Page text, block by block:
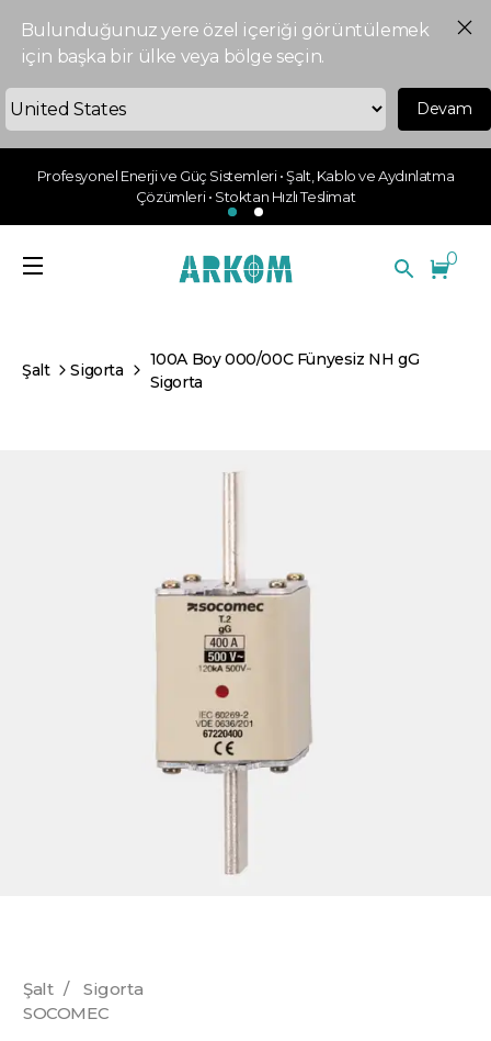
Bulunduğunuz yere özel içeriği görüntülemek
için başka bir ülke veya bölge seçin.
Devam
Profesyonel Enerji ve Güç Sistemleri • Şalt, Kablo ve Aydınlatma
Çözümleri • Stoktan Hızlı Teslimat
0
Şalt Sigorta
100A Boy 000/00C Fünyesiz NH gG
Sigorta
Şalt /
Sigorta
SOCOMEC